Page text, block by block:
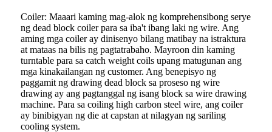
Coiler: Maaari kaming mag-alok ng komprehensibong serye
ng dead block coiler para sa iba't ibang laki ng wire. Ang
aming mga coiler ay dinisenyo bilang matibay na istraktura
at mataas na bilis ng pagtatrabaho. Mayroon din kaming
turntable para sa catch weight coils upang matugunan ang
mga kinakailangan ng customer. Ang benepisyo ng
paggamit ng drawing dead block sa proseso ng wire
drawing ay ang pagtanggal ng isang block sa wire drawing
machine. Para sa coiling high carbon steel wire, ang coiler
ay binibigyan ng die at capstan at nilagyan ng sariling
cooling system.